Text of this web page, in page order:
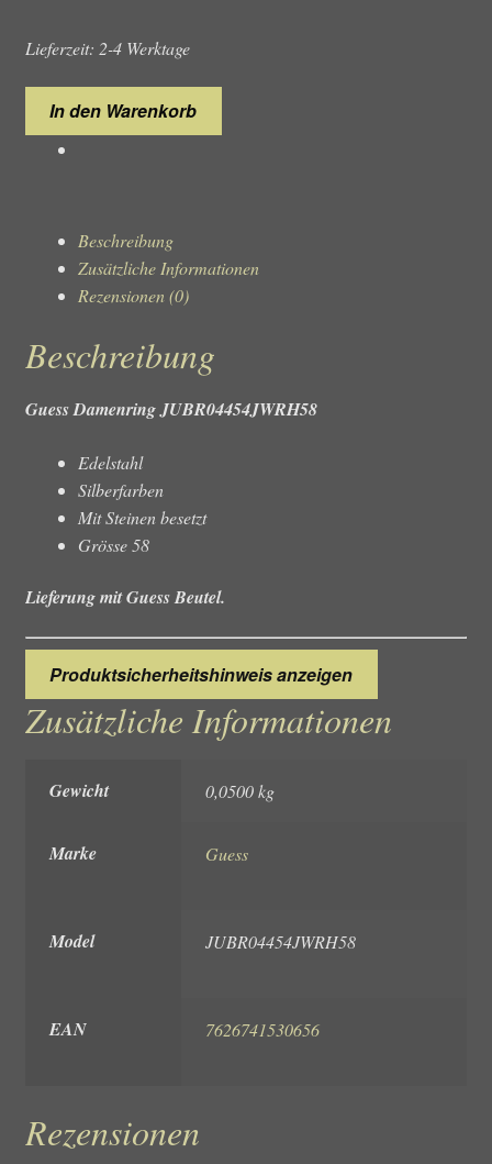
Lieferzeit: 2-4 Werktage
Guess
JUBR04454JWRH58
In den Warenkorb
Beschreibung
Zusätzliche Informationen
Rezensionen (0)
Beschreibung
Guess Damenring JUBR04454JWRH58
Edelstahl
Silberfarben
Mit Steinen besetzt
Grösse 58
Lieferung mit Guess Beutel.
Produktsicherheitshinweis anzeigen
Zusätzliche Informationen
Gewicht 0,0500 kg
Marke Guess
Model JUBR04454JWRH58
EAN 7626741530656
Rezensionen